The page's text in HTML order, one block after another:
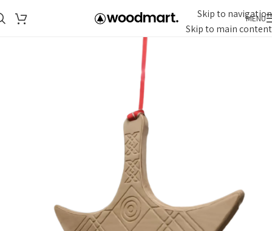
Skip to navigation
Skip to main content
MENU